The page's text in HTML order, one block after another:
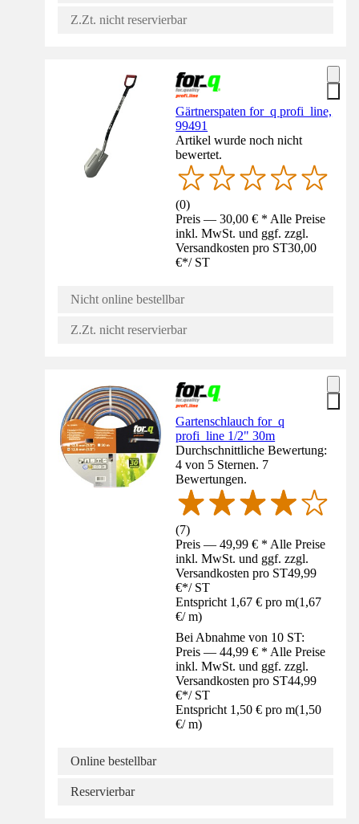
Z.Zt. nicht reservierbar
Gärtnerspaten for_q profi_line,
99491
Artikel wurde noch nicht
bewertet.
(0)
Preis — 30,00 € * Alle Preise
inkl. MwSt. und ggf. zzgl.
Versandkosten pro ST30,00
€*/ ST
Nicht online bestellbar
Z.Zt. nicht reservierbar
Gartenschlauch for_q
profi_line 1/2" 30m
Durchschnittliche Bewertung:
4 von 5 Sternen. 7
Bewertungen.
(7)
Preis — 49,99 € * Alle Preise
inkl. MwSt. und ggf. zzgl.
Versandkosten pro ST49,99
€*/ ST
Entspricht 1,67 € pro m(1,67
€/ m)
Bei Abnahme von 10 ST:
Preis — 44,99 € * Alle Preise
inkl. MwSt. und ggf. zzgl.
Versandkosten pro ST44,99
€*/ ST
Entspricht 1,50 € pro m(1,50
€/ m)
Online bestellbar
Reservierbar